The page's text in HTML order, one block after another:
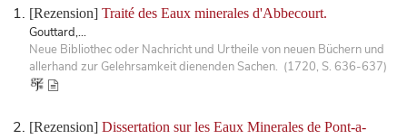
[Rezension] Traité des Eaux minerales d'Abbecourt.
Gouttard,...
Neue Bibliothec oder Nachricht und Urtheile von neuen Büchern und
allerhand zur Gelehrsamkeit dienenden Sachen. (1720, S. 636-637)
[Rezension] Dissertation sur les Eaux Minerales de Pont-a-